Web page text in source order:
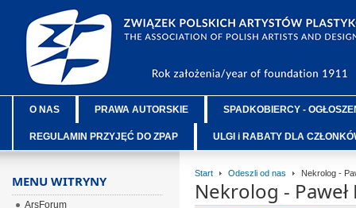
O NAS PRAWA AUTORSKIE SPADKOBIERCY -
REGULAMIN PRZYJĘĆ DO ZPAP ULGI i RABATY DLA
Start Odeszli od nas Nekrolog -
Nekrolog - Paweł
MENU WITRYNY
ArsForum